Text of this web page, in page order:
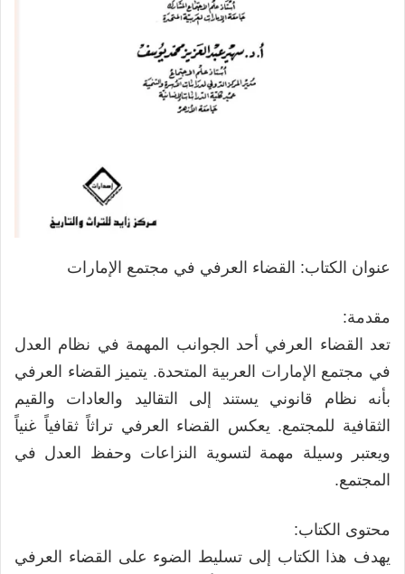
عنوان الكتاب: القضاء العرفي في مجتمع الإمارات
مقدمة:
تعد القضاء العرفي أحد الجوانب المهمة في نظام العدل
في مجتمع الإمارات العربية المتحدة. يتميز القضاء العرفي
بأنه نظام قانوني يستند إلى التقاليد والعادات والقيم
الثقافية للمجتمع. يعكس القضاء العرفي تراثاً ثقافياً غنياً
ويعتبر وسيلة مهمة لتسوية النزاعات وحفظ العدل في
المجتمع.
محتوى الكتاب:
يهدف هذا الكتاب إلى تسليط الضوء على القضاء العرفي